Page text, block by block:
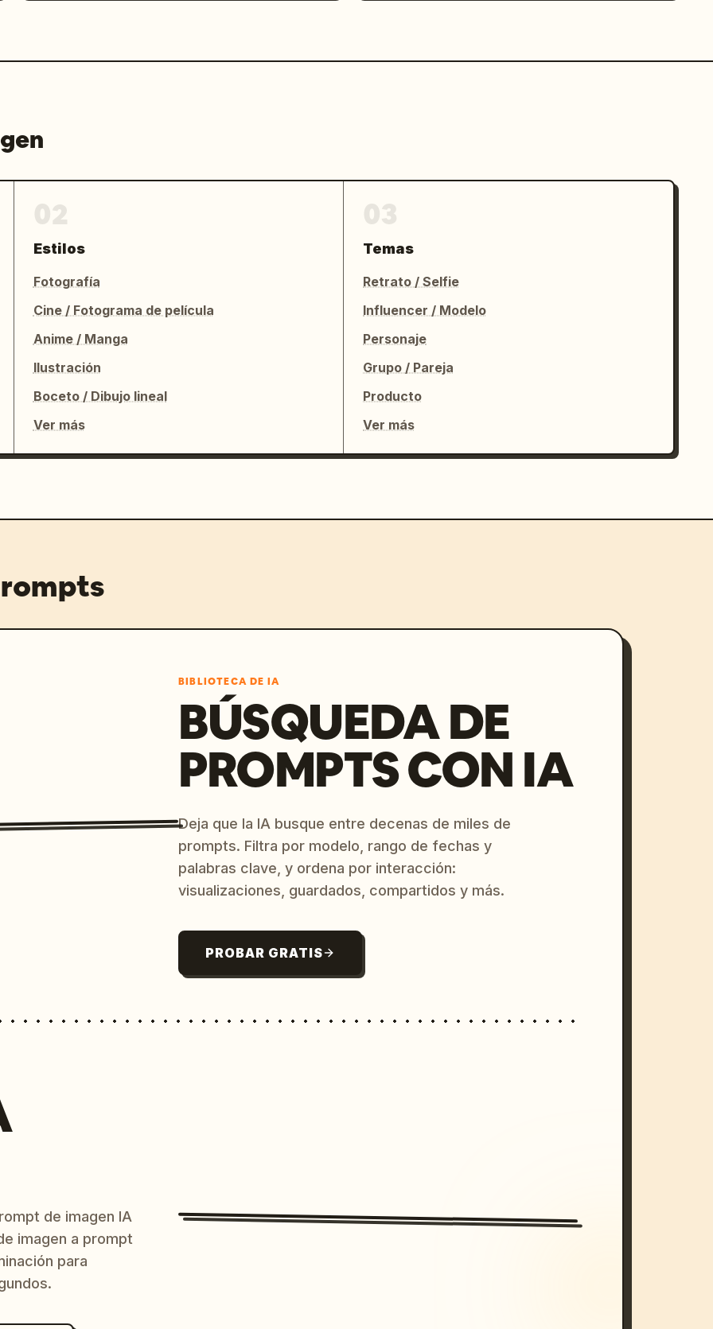
Estilos
Fotografía
Cine / Fotograma de película
Anime / Manga
Ilustración
Boceto / Dibujo lineal
Ver más
Temas
Retrato / Selfie
Influencer / Modelo
Personaje
Grupo / Pareja
Producto
Ver más
BIBLIOTECA DE IA
BÚSQUEDA DE
PROMPTS CON IA
Deja que la IA busque entre decenas de miles de
prompts. Filtra por modelo, rango de fechas y
palabras clave, y ordena por interacción:
visualizaciones, guardados, compartidos y más.
PROBAR GRATIS
de imagen IA
imagen a prompt
para